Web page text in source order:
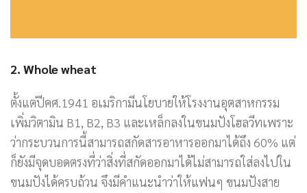
2. Whole wheat
ตั้งแต่ปีคศ.1941 อเมริกามีนโยบายให้โรงงานอุตสาหกรรม
เพิ่มวิตามิน B1, B2, B3 และเหล็กลงในขนมปังโฮลวีทเพราะ
ว่ากระบวนการนี้สามารถสกัดสารอาหารออกมาได้ถึง 60% แต่
ก็ยังมีจุดบอดตรงที่ว่าสิ่งที่สกัดออกมาได้ไม่สามารถใส่ลงไปใน
ขนมปังได้ครบถ้วน จึงมีคำแนะนำว่าให้แฟนๆ ขนมปังสาย